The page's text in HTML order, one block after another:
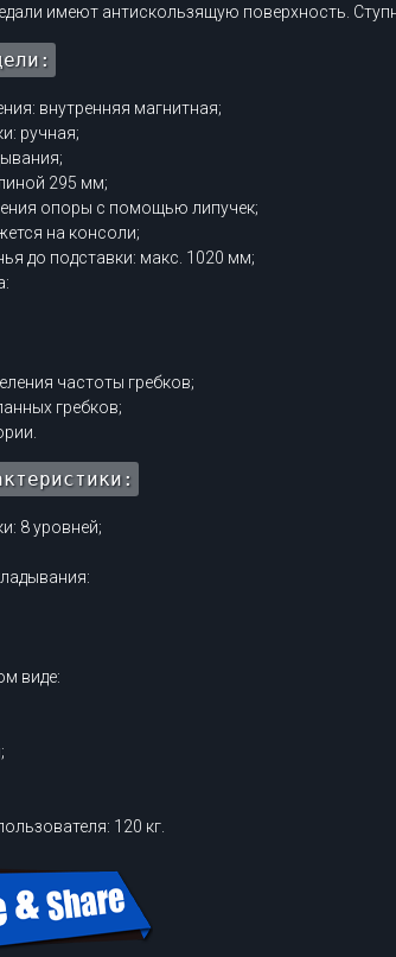
имеют антискользящую поверхность.
внутренняя магнитная;
ручная;
295 мм;
опоры с помощью липучек;
на консоли;
до подставки: макс. 1020 мм;
частоты гребков;
гребков;
8 уровней;
виде:
120 кг.